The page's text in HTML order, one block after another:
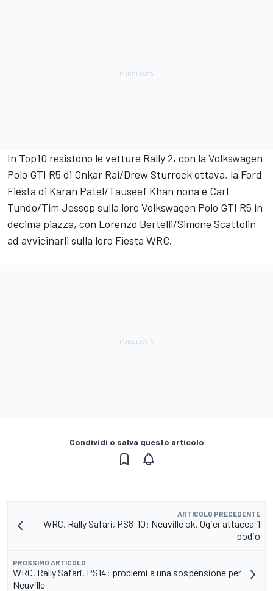
In Top10 resistono le vetture Rally 2, con la Volkswagen
Polo GTI R5 di Onkar Rai/Drew Sturrock ottava, la Ford
Fiesta di Karan Patel/Tauseef Khan nona e Carl
Tundo/Tim Jessop sulla loro Volkswagen Polo GTI R5 in
decima piazza, con Lorenzo Bertelli/Simone Scattolin
ad avvicinarli sulla loro Fiesta WRC.
Condividi o salva questo articolo
ARTICOLO PRECEDENTE
WRC, Rally Safari, PS8-10: Neuville ok, Ogier attacca il
podio
PROSSIMO ARTICOLO
WRC, Rally Safari, PS14: problemi a una sospensione per
Neuville